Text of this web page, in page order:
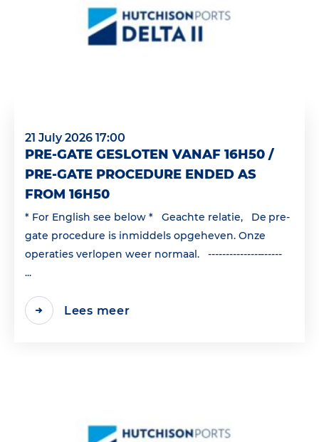
21 July 2026 17:00
PRE-GATE GESLOTEN VANAF 16H50 /
PRE-GATE PROCEDURE ENDED AS
FROM 16H50
* For English see below * Geachte relatie, De pre-
gate procedure is inmiddels opgeheven. Onze
operaties verlopen weer normaal. ---------------------
...
Lees meer